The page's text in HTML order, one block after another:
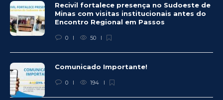
Recivil fortalece presença no Sudoeste de
Minas com visitas institucionais antes do
Encontro Regional em Passos
0 50
Comunicado Importante!
0 194